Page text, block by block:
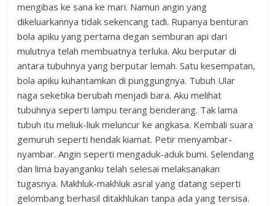
mengibas ke sana ke mari. Namun angin yang
dikeluarkannya tidak sekencang tadi. Rupanya benturan
bola apiku yang pertama degan semburan api dari
mulutnya telah membuatnya terluka. Aku berputar di
antara tubuhnya yang berputar lemah. Satu kesempatan,
bola apiku kuhantamkan di punggungnya. Tubuh Ular
naga seketika berubah menjadi bara. Aku melihat
tubuhnya seperti lampu terang benderang. Tak lama
tubuh itu meliuk-liuk meluncur ke angkasa. Kembali suara
gemuruh seperti hendak kiamat. Petir menyambar-
nyambar. Angin seperti mengaduk-aduk bumi. Selendang
dan lima bayanganku telah selesai melaksanakan
tugasnya. Makhluk-makhluk asral yang datang seperti
gelombang berhasil ditakhlukan tanpa ada yang tersisa.